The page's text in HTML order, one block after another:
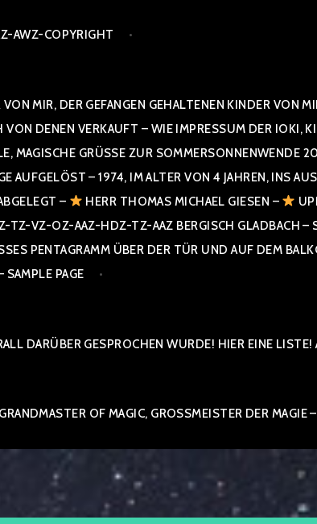
AWZ-COPYRIGHT
MIR, DER GEFANGEN GEHALTENEN KINDER VON
DENEN VERKAUFT – WIE IMPRESSUM DER IOKI,
MAGISCHE GRÜSSE ZUR SOMMERSONNENWENDE
– 1974, IM ALTER VON 4 JAHREN, INS
–
HERR THOMAS MICHAEL GIESEN –
VZ-OZ-AAZ-HDZ-TZ-AAZ BERGISCH GLADBACH –
ÜBER DER TÜR UND AUF DEM
SAMPLE PAGE
DARÜBER GESPROCHEN WURDE! HIER EINE
OF MAGIC, GROSSMEISTER DER MAGIE